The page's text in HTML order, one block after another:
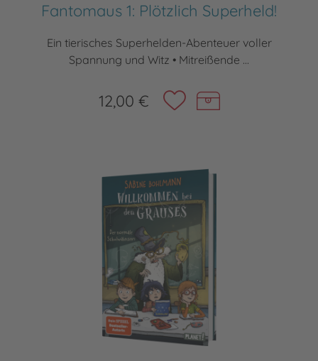
Fantomaus 1: Plötzlich Superheld!
Ein tierisches Superhelden-Abenteuer voller
Spannung und Witz • Mitreißende ...
12,00 €